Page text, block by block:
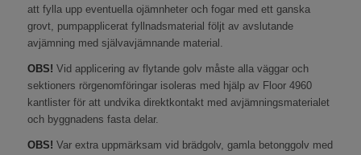
att fylla upp eventuella ojämnheter och fogar med ett ganska
grovt, pumpapplicerat fyllnadsmaterial följt av avslutande
avjämning med självavjämnande material.
OBS! Vid applicering av flytande golv måste alla väggar och
sektioners rörgenomföringar isoleras med hjälp av Floor 4960
kantlister för att undvika direktkontakt med avjämningsmaterialet
och byggnadens fasta delar.
OBS! Var extra uppmärksam vid brädgolv, gamla betonggolv med